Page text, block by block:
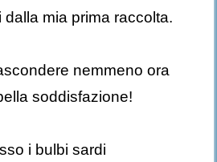
mia prima raccolta.
nemmeno ora
soddisfazione!
i bulbi sardi